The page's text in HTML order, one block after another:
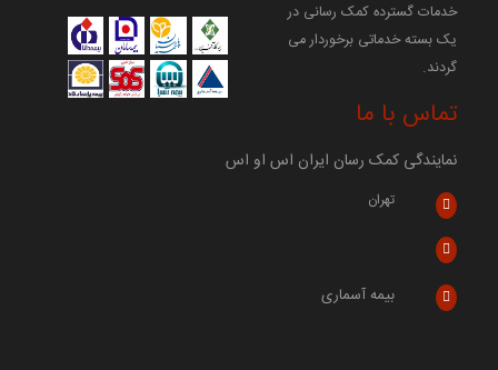
خدمات گسترده کمک رسانی در
یک بسته خدماتی برخوردار می
گردند.
تماس با ما
نمایندگی کمک رسان ایران اس او اس
تهران
بیمه آسماری